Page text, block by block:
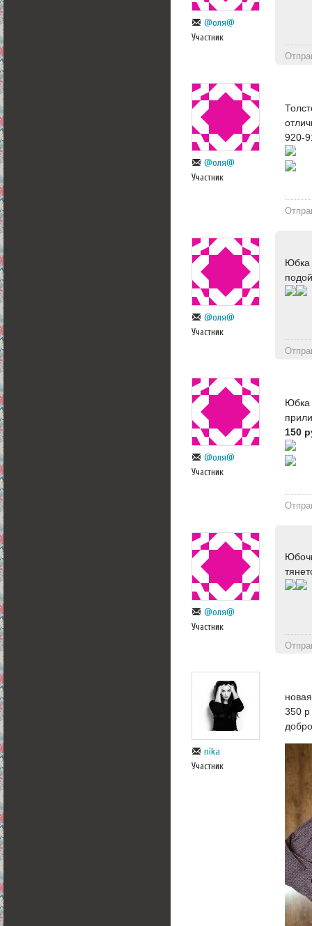
@оля@
Участник
@оля@
Участник
920-
@оля@
Участник
Юбка
@оля@
Участник
Юбка
150
@оля@
Участник
nika
Участник
350 р